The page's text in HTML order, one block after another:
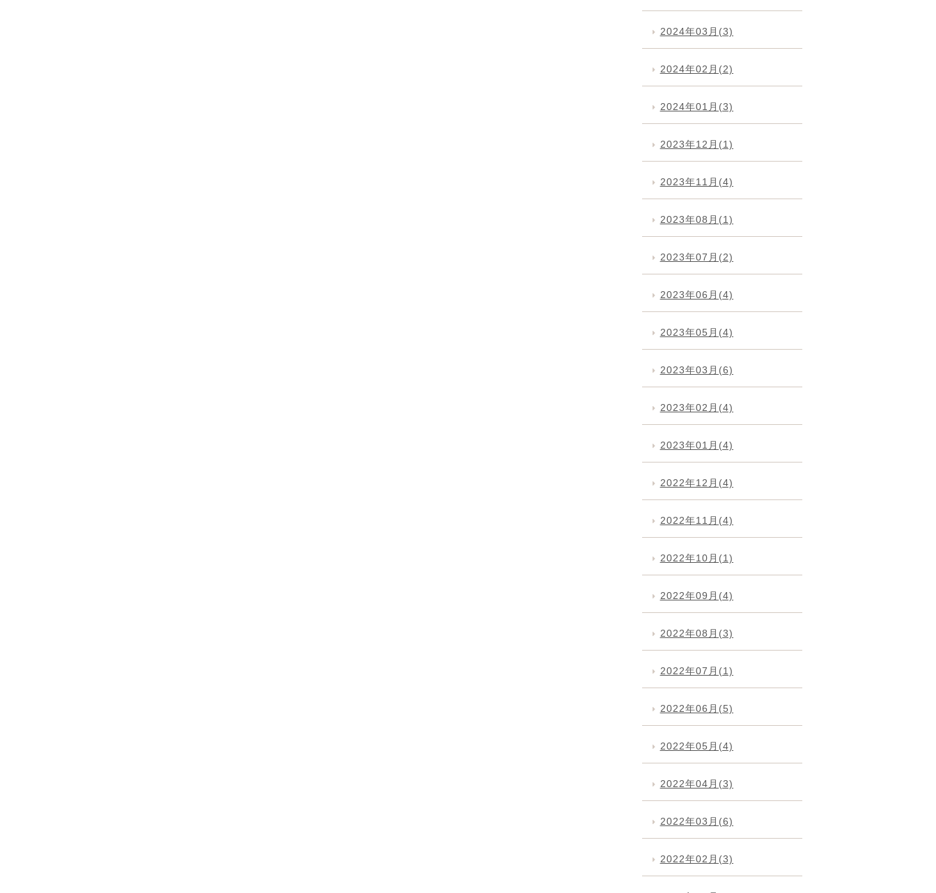
2024年03月(3)
2024年02月(2)
2024年01月(3)
2023年12月(1)
2023年11月(4)
2023年08月(1)
2023年07月(2)
2023年06月(4)
2023年05月(4)
2023年03月(6)
2023年02月(4)
2023年01月(4)
2022年12月(4)
2022年11月(4)
2022年10月(1)
2022年09月(4)
2022年08月(3)
2022年07月(1)
2022年06月(5)
2022年05月(4)
2022年04月(3)
2022年03月(6)
2022年02月(3)